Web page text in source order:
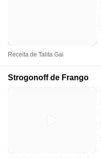
Receita de Talita Gai
Strogonoff de Frango